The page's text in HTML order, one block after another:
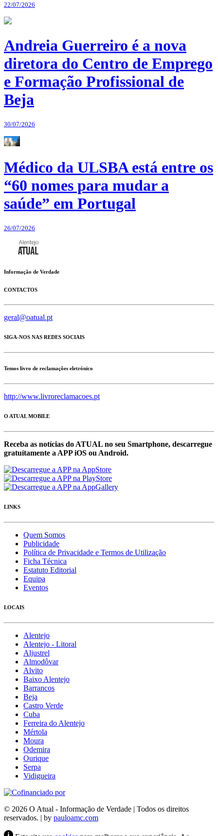
22/07/2026
Andreia Guerreiro é a nova
diretora do Centro de Emprego
e Formação Profissional de
Beja
30/07/2026
Médico da ULSBA está entre os
“60 nomes para mudar a
saúde” em Portugal
26/07/2026
Informação de Verdade
CONTACTOS
geral@oatual.pt
SIGA-NOS NAS REDES SOCIAIS
Temos livro de reclamações eletrónico
http://www.livroreclamacoes.pt
O ATUAL MOBILE
Receba as notícias do ATUAL no seu Smartphone, descarregue
gratuítamente a APP iOS ou Android.
LINKS
Quem Somos
Publicidade
Política de Privacidade e Termos de Utilização
Ficha Técnica
Estatuto Editorial
Equipa
Eventos
LOCAIS
Alentejo
Alentejo - Litoral
Aljustrel
Almodôvar
Alvito
Baixo Alentejo
Barrancos
Beja
Castro Verde
Cuba
Ferreira do Alentejo
Mértola
Moura
Odemira
Ourique
Serpa
Vidigueira
© 2026 O Atual - Informação de Verdade | Todos os direitos
reservados. | by pauloamc.com